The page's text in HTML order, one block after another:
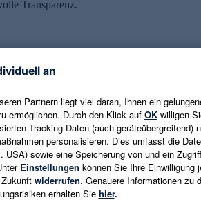
Transparenz.
in
E-Mail-Adresse eingeben
Es gelten die Datenschutzrichtlinien